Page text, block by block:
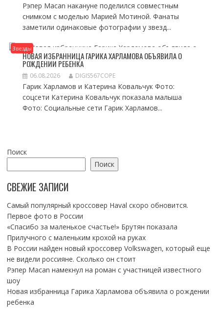
Рэпер Macan накануне поделился совместным
снимком с моделью Марией Мотиной. Фанаты
заметили одинаковые фотографии у звезд...
Звезды
НОВАЯ ИЗБРАННИЦА ГАРИКА ХАРЛАМОВА ОБЪЯВИЛА О
РОЖДЕНИИ РЕБЕНКА
06.08.2026 DIGIS567COPE
Гарик Харламов и Катерина Ковальчук Фото:
соцсети Катерина Ковальчук показала малыша
Фото: Социальные сети Гарик Харламов...
Поиск
Поиск
СВЕЖИЕ ЗАПИСИ
Самый популярный кроссовер Haval скоро обновится.
Первое фото в России
«Спасибо за маленькое счастье!» Брутян показала
Прилучного с маленьким крохой на руках
В России найден новый кроссовер Volkswagen, который еще
не видели россияне. Сколько он стоит
Рэпер Macan намекнул на роман с участницей известного
шоу
Новая избранница Гарика Харламова объявила о рождении
ребенка